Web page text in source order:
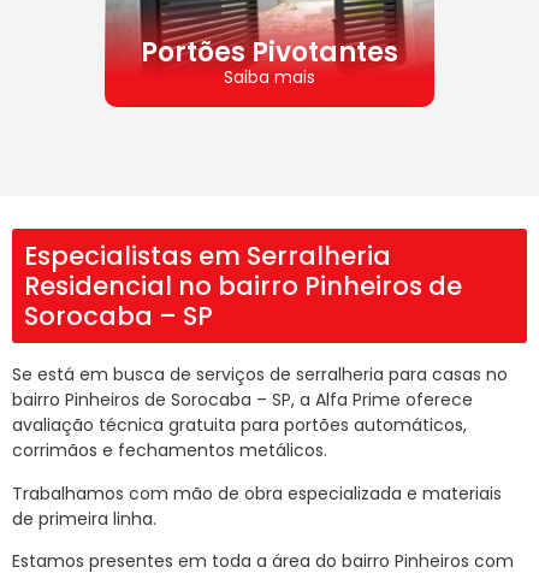
Portões Pivotantes
Saiba mais
Especialistas em Serralheria
Residencial no bairro Pinheiros de
Sorocaba – SP
Se está em busca de serviços de serralheria para casas no
bairro Pinheiros de Sorocaba – SP, a Alfa Prime oferece
avaliação técnica gratuita para portões automáticos,
corrimãos e fechamentos metálicos.
Trabalhamos com mão de obra especializada e materiais
de primeira linha.
Estamos presentes em toda a área do bairro Pinheiros com